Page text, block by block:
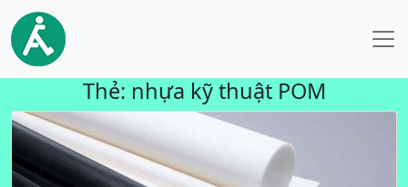
Thẻ: nhựa kỹ thuật POM